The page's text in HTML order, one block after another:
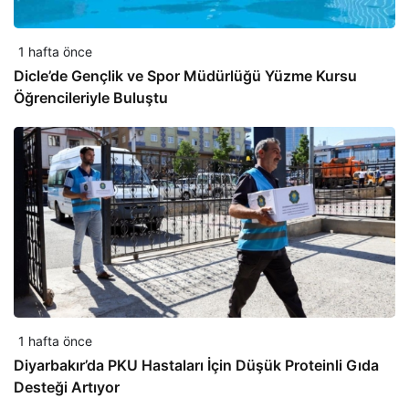
1 hafta önce
Dicle’de Gençlik ve Spor Müdürlüğü Yüzme Kursu
Öğrencileriyle Buluştu
1 hafta önce
Diyarbakır’da PKU Hastaları İçin Düşük Proteinli Gıda
Desteği Artıyor